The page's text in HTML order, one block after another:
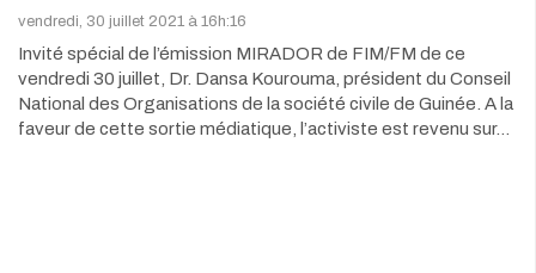
vendredi, 30 juillet 2021 à 16h:16
Invité spécial de l’émission MIRADOR de FIM/FM de ce
vendredi 30 juillet, Dr. Dansa Kourouma, président du Conseil
National des Organisations de la société civile de Guinée. A la
faveur de cette sortie médiatique, l’activiste est revenu sur…